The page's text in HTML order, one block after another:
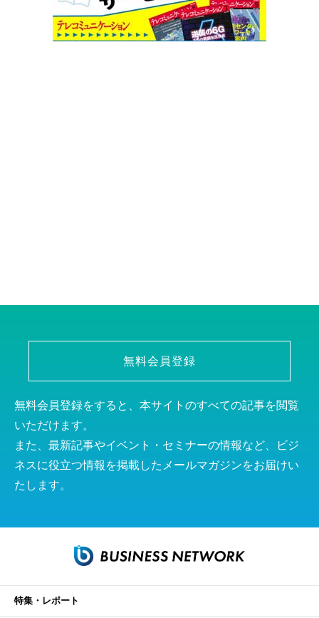
無料会員登録
無料会員登録をすると、本サイトのすべての記事を閲覧
いただけます。
また、最新記事やイベント・セミナーの情報など、ビジ
ネスに役立つ情報を掲載したメールマガジンをお届けい
たします。
特集・レポート